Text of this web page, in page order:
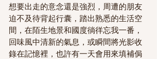
想要出走的意念還是強烈，周遭的朋友
迫不及待背起行囊，踏出熟悉的生活空
間，在陌生地景和國度徜徉忘我一番，
回味風中清新的氣息，或瞬間將光影收
錄在記憶裡，也許有一天會用來填補侷